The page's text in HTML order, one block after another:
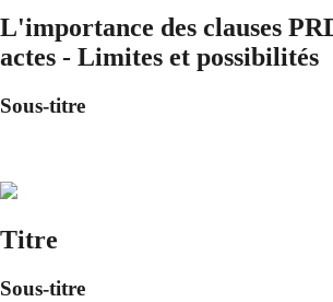
L'importance des clauses
actes - Limites et possibilités
Sous-titre
Titre
Sous-titre